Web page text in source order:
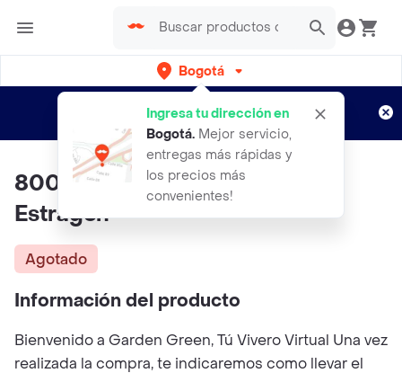
Bogotá
Ingresa tu dirección en
Bogotá. Mejor servicio,
entregas más rápidas y
los precios más
convenientes!
envíos gratis por semanas
Aplican TyC
800 Semillas Orgánicas De
Estragón
Agotado
Información del producto
Bienvenido a Garden Green, Tú Vivero Virtual Una vez
realizada la compra, te indicaremos como llevar el